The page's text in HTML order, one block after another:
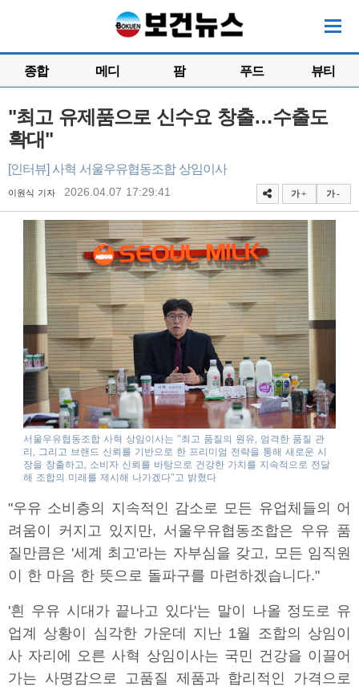
종합 메디 팜 푸드 뷰티
"최고 유제품으로 신수요 창출…수출도
확대"
[인터뷰] 사혁 서울우유협동조합 상임이사
이원식 기자 2026.04.07 17:29:41 가 + 가 -
서울우유협동조합 사혁 상임이사는 "최고 품질의 원유, 엄격한 품질 관
리, 그리고 브랜드 신뢰를 기반으로 한 프리미엄 전략을 통해 새로운 시
장을 창출하고, 소비자 신뢰를 바탕으로 건강한 가치를 지속적으로 전달
해 조합의 미래를 제시해 나가겠다"고 밝혔다
"우유 소비층의 지속적인 감소로 모든 유업체들의 어
려움이 커지고 있지만, 서울우유협동조합은 우유 품
질만큼은 '세계 최고'라는 자부심을 갖고, 모든 임직원
이 한 마음 한 뜻으로 돌파구를 마련하겠습니다."
'흰 우유 시대가 끝나고 있다'는 말이 나올 정도로 유
업계 상황이 심각한 가운데 지난 1월 조합의 상임이
사 자리에 오른 사혁 상임이사는 국민 건강을 이끌어
가는 사명감으로 고품질 제품과 합리적인 가격으로